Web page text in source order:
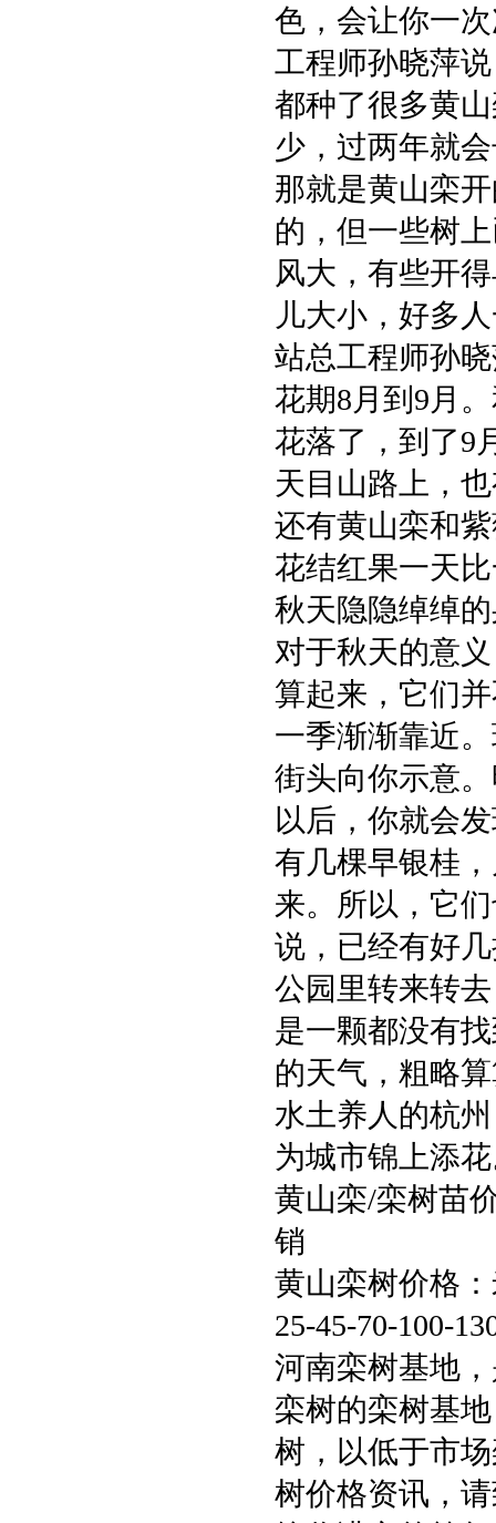
色，会让你一
工程师孙晓萍
都种了很多黄
少，过两年就
那就是黄山栾
的，但一些树
风大，有些开
儿大小，好多
站总工程师孙
花期8月到9月
花落了，到了9
天目山路上，
还有黄山栾和
花结红果一天
秋天隐隐绰绰
对于秋天的意
算起来，它们
一季渐渐靠近
街头向你示意
以后，你就会
有几棵早银桂
来。所以，它
说，已经有好
公园里转来转
是一颗都没有
的天气，粗略
水土养人的杭
为城市锦上添
黄山栾/栾树苗
销
黄山栾树价格：
25-45-70-100-
河南栾树基地
栾树的栾树基
树，以低于市
树价格资讯，